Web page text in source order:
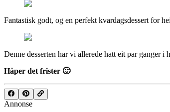
Fantastisk godt, og en perfekt kvardagsdessert for
Denne desserten har vi allerede hatt eit par ganger
Håper det frister 🙂
Annonse